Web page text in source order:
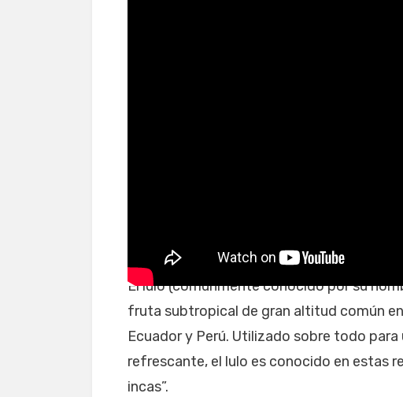
El lulo (comúnmente conocido por su
fruta subtropical de gran altitud común
Ecuador y Perú. Utilizado sobre todo
refrescante, el lulo es conocido en estas
incas”.